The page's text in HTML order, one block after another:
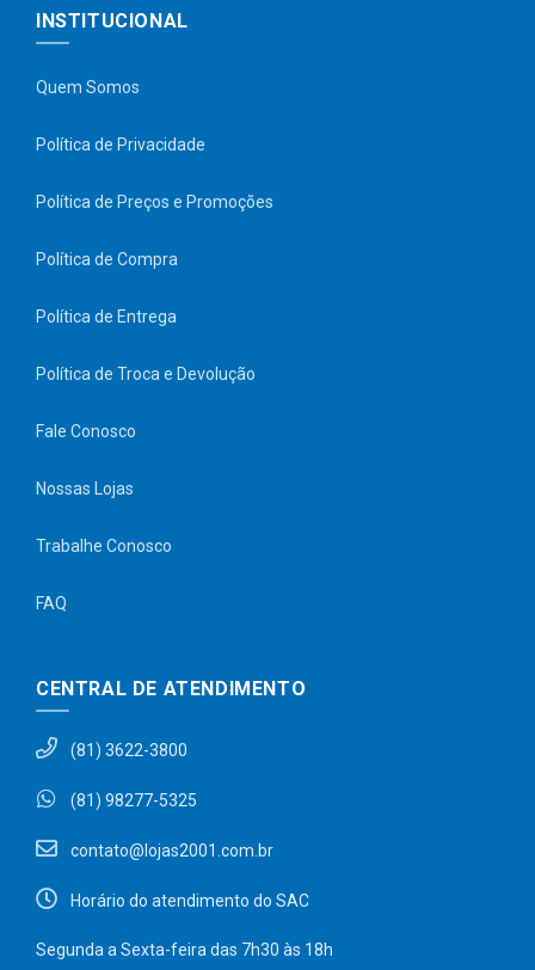
INSTITUCIONAL
Quem Somos
Política de Privacidade
Política de Preços e Promoções
Política de Compra
Política de Entrega
Política de Troca e Devolução
Fale Conosco
Nossas Lojas
Trabalhe Conosco
FAQ
CENTRAL DE ATENDIMENTO
(81) 3622-3800
(81) 98277-5325
contato@lojas2001.com.br
Horário do atendimento do SAC
Segunda a Sexta-feira das 7h30 às 18h